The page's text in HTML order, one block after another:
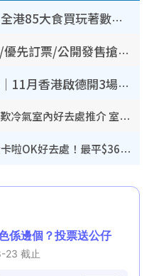
【8月生日優惠2026】全港85大食買玩著數攻略 自助餐/火鍋放題同行免費＋誠品/DONKI送現金券
人夫集團｜Klook套票/優先訂票/公開發售搶飛攻略！附票價.購票連結.場地座位表
BIGBANG演唱會2026｜11月香港啟德開3場！實名制VIP申請、優先購票攻略
香港室內好去處｜逾35大歎冷氣室內好去處推介 室內活動免費避雨無懼落雨
唱K推介2026︱全港13大卡啦OK好去處！最平$36起 日文K都有！(附地址+收費詳情)